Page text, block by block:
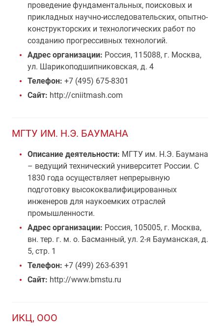
проведение фундаментальных, поисковых и
прикладных научно-исследовательских, опытно-
конструкторских и технологических работ по
созданию прогрессивных технологий.
Адрес организации: Россия, 115088, г. Москва,
ул. Шарикоподшипниковская, д. 4
Телефон: +7 (495) 675-8301
Сайт: http://cniitmash.com
МГТУ ИМ. Н.Э. БАУМАНА
Описание деятельности: МГТУ им. Н.Э. Баумана
– ведущий технический университет России. С
1830 года осуществляет непрерывную
подготовку высококвалифицированных
инженеров для наукоемких отраслей
промышленности.
Адрес организации: Россия, 105005, г. Москва,
вн. тер. г. м. о. Басманный, ул. 2-я Бауманская, д.
5, стр. 1
Телефон: +7 (499) 263-6391
Сайт: http://www.bmstu.ru
ИКЦ, OOO